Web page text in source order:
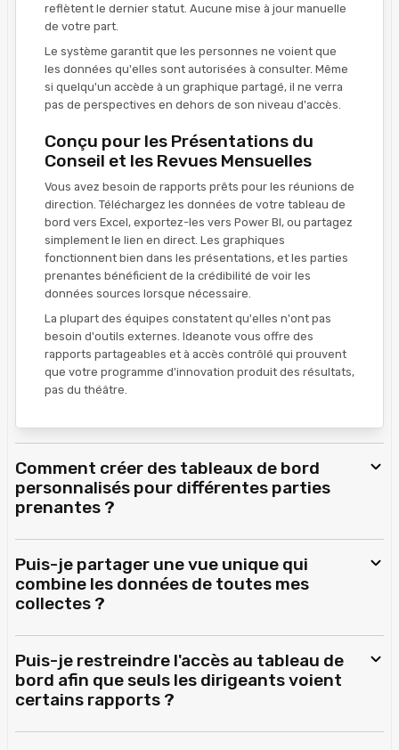
reflètent le dernier statut. Aucune mise à jour manuelle
de votre part.
Le système garantit que les personnes ne voient que
les données qu'elles sont autorisées à consulter. Même
si quelqu'un accède à un graphique partagé, il ne verra
pas de perspectives en dehors de son niveau d'accès.
Conçu pour les Présentations du
Conseil et les Revues Mensuelles
Vous avez besoin de rapports prêts pour les réunions de
direction. Téléchargez les données de votre tableau de
bord vers Excel, exportez-les vers Power BI, ou partagez
simplement le lien en direct. Les graphiques
fonctionnent bien dans les présentations, et les parties
prenantes bénéficient de la crédibilité de voir les
données sources lorsque nécessaire.
La plupart des équipes constatent qu'elles n'ont pas
besoin d'outils externes. Ideanote vous offre des
rapports partageables et à accès contrôlé qui prouvent
que votre programme d'innovation produit des résultats,
pas du théâtre.
Comment créer des tableaux de bord
personnalisés pour différentes parties
prenantes ?
Puis-je partager une vue unique qui
combine les données de toutes mes
collectes ?
Puis-je restreindre l'accès au tableau de
bord afin que seuls les dirigeants voient
certains rapports ?